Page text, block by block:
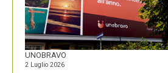
UNOBRAVO
2 Luglio 2026